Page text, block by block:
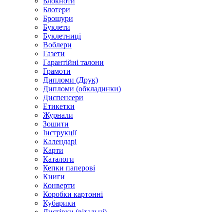
Блотери
Брошури
Буклети
Буклетниці
Воблери
Газети
Гарантійні талони
Грамоти
Дипломи (Друк)
Дипломи (обкладинки)
Диспенсери
Етикетки
Журнали
Зошити
Інструкції
Календарі
Карти
Каталоги
Кепки паперові
Книги
Конверти
Коробки картонні
Кубарики